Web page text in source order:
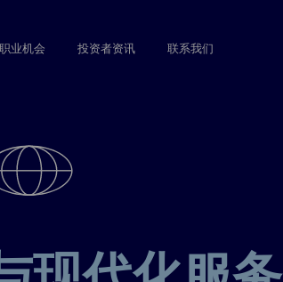
main
职业机会 投资者资讯 联系我们